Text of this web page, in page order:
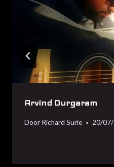
Arvind Durgaram
Door Richard Surie 20/